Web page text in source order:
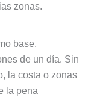
zonas.
base,
de un día. Sin
la costa o zonas
la pena